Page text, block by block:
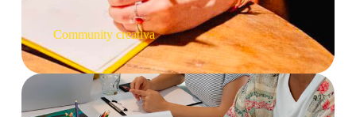
Community creativa